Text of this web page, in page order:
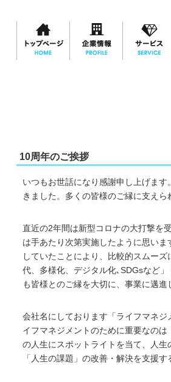
10周年のご挨拶
いつもお世話になり感謝申し上げま
きました。多くの皆様のご縁に支えら
直近の2年間は新型コロナの大打撃を
は手あたり次第実施したように思い
していたことにより、比較的スムー
代、多様化、デジタル化､SDGsなど
も皆様とのご縁を大切に、事業に邁進
会社名にしております「ライフマネ
イフマネジメントのために重要なの
の人生にスポットライトを当て、人生
「人生の課題」の改善・解決を支援